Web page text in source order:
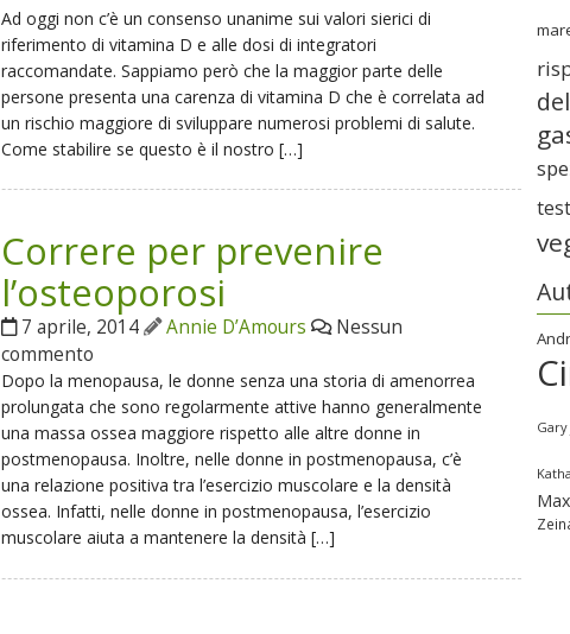
Ad oggi non c’è un consenso unanime sui valori sierici di
riferimento di vitamina D e alle dosi di integratori
raccomandate. Sappiamo però che la maggior parte delle
persone presenta una carenza di vitamina D che è correlata ad
un rischio maggiore di sviluppare numerosi problemi di salute.
Come stabilire se questo è il nostro […]
Correre per prevenire
l’osteoporosi
7 aprile, 2014 Annie D’Amours
Nessun
commento
Dopo la menopausa, le donne senza una storia di amenorrea
prolungata che sono regolarmente attive hanno generalmente
una massa ossea maggiore rispetto alle altre donne in
postmenopausa. Inoltre, nelle donne in postmenopausa, c’è
una relazione positiva tra l’esercizio muscolare e la densità
ossea. Infatti, nelle donne in postmenopausa, l’esercizio
muscolare aiuta a mantenere la densità […]
Gary